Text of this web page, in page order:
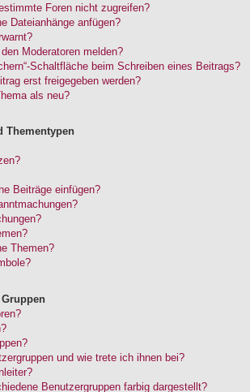
Foren nicht zugreifen?
Dateianhänge anfügen?
Moderatoren melden?
Schaltfläche beim Schreiben eines Beitrags?
erst freigegeben werden?
als neu?
Thementypen
Beiträge einfügen?
Themen?
und wie trete ich ihnen bei?
Benutzergruppen farbig dargestellt?